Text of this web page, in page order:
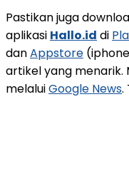
Pastikan juga
aplikasi Hallo.id di
danAppstore
artikel yang menarik.
melaluiGoogle News.